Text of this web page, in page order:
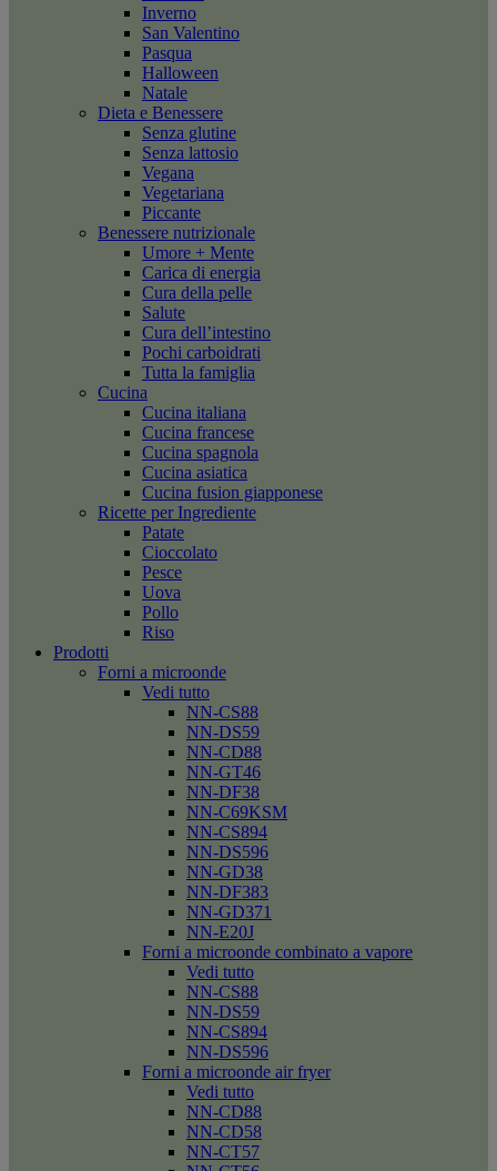
Inverno
San Valentino
Pasqua
Halloween
Natale
Dieta e Benessere
Senza glutine
Senza lattosio
Vegana
Vegetariana
Piccante
Benessere nutrizionale
Umore + Mente
Carica di energia
Cura della pelle
Salute
Cura dell’intestino
Pochi carboidrati
Tutta la famiglia
Cucina
Cucina italiana
Cucina francese
Cucina spagnola
Cucina asiatica
Cucina fusion giapponese
Ricette per Ingrediente
Patate
Cioccolato
Pesce
Uova
Pollo
Riso
Prodotti
Forni a microonde
Vedi tutto
NN-CS88
NN-DS59
NN-CD88
NN-GT46
NN-DF38
NN-C69KSM
NN-CS894
NN-DS596
NN-GD38
NN-DF383
NN-GD371
NN-E20J
Forni a microonde combinato a vapore
Vedi tutto
NN-CS88
NN-DS59
NN-CS894
NN-DS596
Forni a microonde air fryer
Vedi tutto
NN-CD88
NN-CD58
NN-CT57